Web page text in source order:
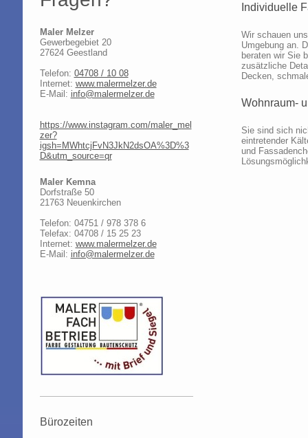
Individuelle
Wir schauen
Umgebung an.
beraten wir Sie
zusätzliche
Decken,
Wohnraum-
Sie sind sich
eintretender
und
Maler Melzer
Gewerbegebiet 20
27624 Geestland
Telefon: 04708 / 10 08
Internet: www.malermelzer.de
E-Mail: info@malermelzer.de
https://www.instagram.com/maler_mel
zer?
igsh=MWhtcjFvN3JkN2dsOA%3D%3
D&utm_source=qr
Maler Kemna
Dorfstraße 50
21763 Neuenkirchen
Telefon: 04751 / 978 378 6
Telefax: 04708 / 15 25 23
Internet: www.malermelzer.de
E-Mail: info@malermelzer.de
Bürozeiten